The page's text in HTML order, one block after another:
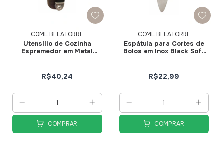
COML BELATORRE
Utensílio de Cozinha
Espremedor em Metal
R$40,24
COMPRAR
COML BELATORRE
Espátula para Cortes de
Bolos em Inox Black Soft
R$22,99
COMPRAR